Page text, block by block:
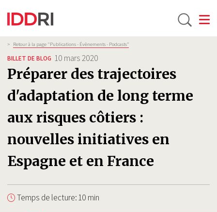
Aller
au
contenu
principal
Fil
d'Ariane
> Retour à la page "Publications - Évènements - Podcasts”
BILLET DE BLOG 10 mars 2020
Préparer des trajectoires
d'adaptation de long terme
aux risques côtiers :
nouvelles initiatives en
Espagne et en France
Temps de lecture: 10 min